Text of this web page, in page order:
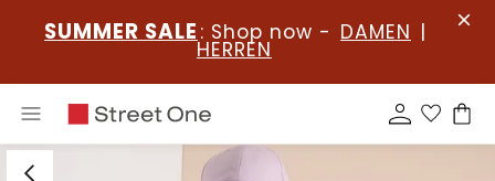
SUMMER SALE : Shop now - DAMEN |
HERREN